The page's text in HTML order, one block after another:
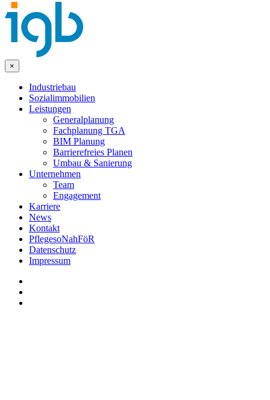
×
Industriebau
Sozialimmobilien
Leistungen
Generalplanung
Fachplanung TGA
BIM Planung
Barrierefreies Planen
Umbau & Sanierung
Unternehmen
Team
Engagement
Karriere
News
Kontakt
PflegesoNahFöR
Datenschutz
Impressum